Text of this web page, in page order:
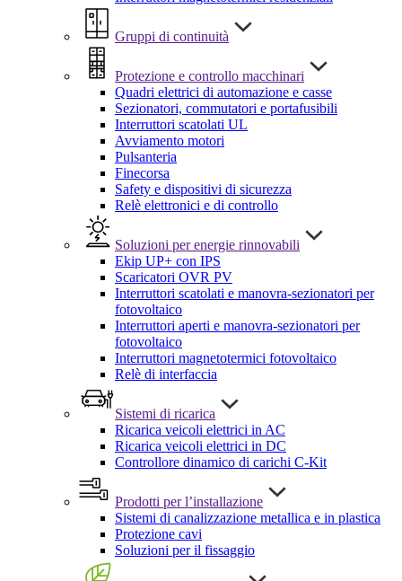
Gruppi di continuità
Protezione e controllo macchinari
Quadri elettrici di automazione e casse
Sezionatori, commutatori e portafusibili
Interruttori scatolati UL
Avviamento motori
Pulsanteria
Finecorsa
Safety e dispositivi di sicurezza
Relè elettronici e di controllo
Soluzioni per energie rinnovabili
Ekip UP+ con IPS
Scaricatori OVR PV
Interruttori scatolati e manovra-sezionatori per
fotovoltaico
Interruttori aperti e manovra-sezionatori per
fotovoltaico
Interruttori magnetotermici fotovoltaico
Relè di interfaccia
Sistemi di ricarica
Ricarica veicoli elettrici in AC
Ricarica veicoli elettrici in DC
Controllore dinamico di carichi C-Kit
Prodotti per l’installazione
Sistemi di canalizzazione metallica e in plastica
Protezione cavi
Soluzioni per il fissaggio